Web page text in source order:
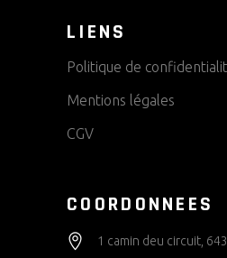
LIENS
Politique de
Mentions légales
CGV
COORDONNEES
1 camin deu circuit,